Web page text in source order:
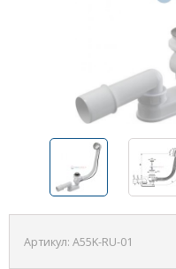
Артикул: A55K-RU-01